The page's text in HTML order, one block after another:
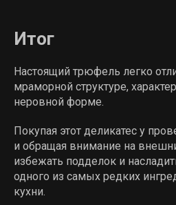
Итог
Настоящий трюфель легко
мраморной структуре,
неровной форме.
Покупая этот деликатес у
и обращая внимание на
избежать подделок и
одного из самых редких
кухни.